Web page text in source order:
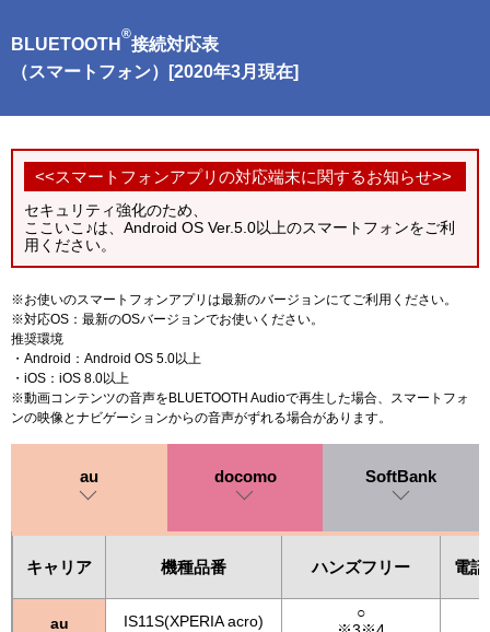
BLUETOOTH
®
接続対応表
（スマートフォン）[2020年3月現在]
<<スマートフォンアプリの対応端末に関するお知らせ>>
セキュリティ強化のため、
ここいこ♪は、Android OS Ver.5.0以上のスマートフォンをご利
用ください。
※お使いのスマートフォンアプリは最新のバージョンにてご利用ください。
※対応OS：最新のOSバージョンでお使いください。
推奨環境
・Android：Android OS 5.0以上
・iOS：iOS 8.0以上
※動画コンテンツの音声をBLUETOOTH Audioで再生した場合、スマートフォ
ンの映像とナビゲーションからの音声がずれる場合があります。
au docomo SoftBank
キャリア 機種品番 ハンズフリー 電
au IS11S(XPERIA acro)
○